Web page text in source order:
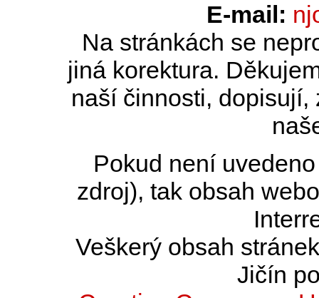
E-mail:
Na stránkách se
jiná korektura.
naší činnosti,
Pokud není
zdroj), tak obsah
Veškerý obsah
Jičín